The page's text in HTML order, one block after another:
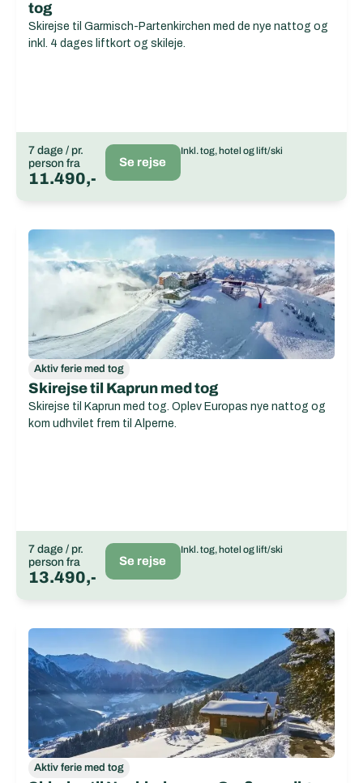
tog
Skirejse til Garmisch-Partenkirchen med de nye nattog og
inkl. 4 dages liftkort og skileje.
7 dage / pr.
person fra
11.490,-
Se rejse
Inkl. tog, hotel og lift/ski
Aktiv ferie med tog
Skirejse til Kaprun med tog
Skirejse til Kaprun med tog. Oplev Europas nye nattog og
kom udhvilet frem til Alperne.
7 dage / pr.
person fra
13.490,-
Se rejse
Inkl. tog, hotel og lift/ski
Aktiv ferie med tog